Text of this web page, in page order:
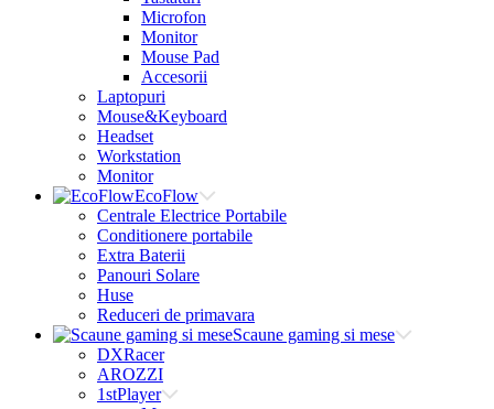
Microfon
Monitor
Mouse Pad
Accesorii
Laptopuri
Mouse&Keyboard
Headset
Workstation
Monitor
EcoFlow
Centrale Electrice Portabile
Conditionere portabile
Extra Baterii
Panouri Solare
Huse
Reduceri de primavara
Scaune gaming si mese
DXRacer
AROZZI
1stPlayer